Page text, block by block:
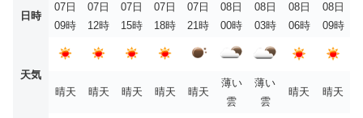
日時
07日
09時
07日
12時
07日
15時
07日
18時
07日
21時
08日
00時
08日
03時
08日
06時
08日
09時
天気
晴天
晴天 晴天 晴天 晴天
薄い
雲
薄い
雲
晴天 晴天